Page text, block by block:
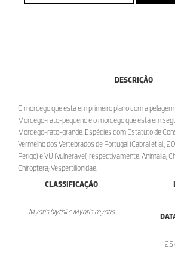
DESCRIÇÃO
O morcego que está em primeiro plano com a
Morcego-rato-pequeno e o morcego que está em
Morcego-rato-grande. Espécies com Estatuto de
Vermelho dos Vertebrados de Portugal (Cabral et al.,
Perigo) e VU (Vulnerável) respectivamente. Animalia;
Chiroptera; Vespertilionidae.
CLASSIFICAÇÃO
Myotis blythii e Myotis myotis
25